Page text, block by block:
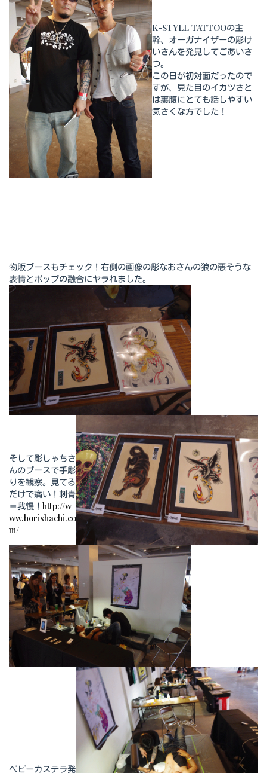
K-STYLE TATTOOの主
幹、オーガナイザーの彫け
いさんを発見してごあいさ
つ。
この日が初対面だったので
すが、見た目のイカツさと
は裏腹にとても話しやすい
気さくな方でした！
物販ブースもチェック！右側の画像の彫なおさんの狼の悪そうな
表情とポップの融合にヤラれました。
そして彫しゃちさ
んのブースで手彫
りを観察。見てる
だけで痛い！刺青
＝我慢！ http://w
ww.horishachi.co
m/
ベビーカステラ発